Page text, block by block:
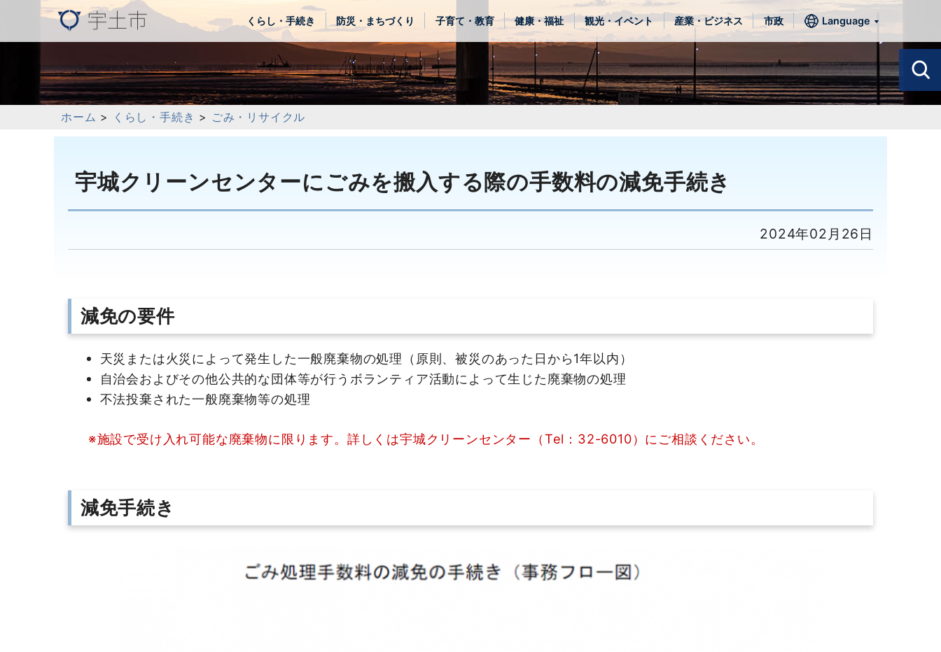
くらし・手続き 防災・まちづくり 子育て・教育 健康・福祉 観光・イベント 産業・ビジネス 市政 Language
ホーム > くらし・手続き > ごみ・リサイクル
宇城クリーンセンターにごみを搬入する際の手数料の減免手続き
2024年02月26日
減免の要件
天災または火災によって発生した一般廃棄物の処理（原則、被災のあった日から1年以内）
自治会およびその他公共的な団体等が行うボランティア活動によって生じた廃棄物の処理
不法投棄された一般廃棄物等の処理
※施設で受け入れ可能な廃棄物に限ります。詳しくは宇城クリーンセンター（Tel：32-6010）にご相談ください。
減免手続き